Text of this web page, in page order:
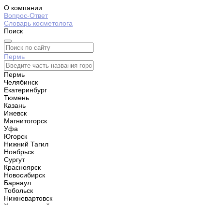
О компании
Вопрос-Ответ
Словарь косметолога
Поиск
Пермь
Пермь
Челябинск
Екатеринбург
Тюмень
Казань
Ижевск
Магнитогорск
Уфа
Югорск
Нижний Тагил
Ноябрьск
Сургут
Красноярск
Новосибирск
Барнаул
Тобольск
Нижневартовск